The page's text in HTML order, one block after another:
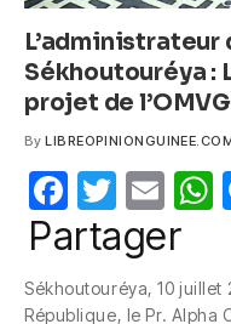
L’administrateur
Sékhoutouréya :
projet de
By
F
a
e
T
w
itt
er
E
m
s
Partager
Sékhoutouréya, 10 juillet
République, le Pr. Alpha